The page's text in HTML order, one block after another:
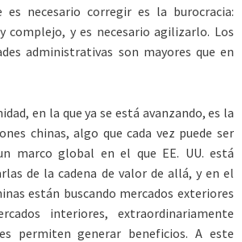
necesario corregir es la burocracia:
complejo, y es necesario agilizarlo. Los
administrativas son mayores que en
en la que ya se está avanzando, es la
chinas, algo que cada vez puede ser
marco global en el que EE. UU. está
de la cadena de valor de allá, y en el
están buscando mercados exteriores
interiores, extraordinariamente
permiten generar beneficios. A este